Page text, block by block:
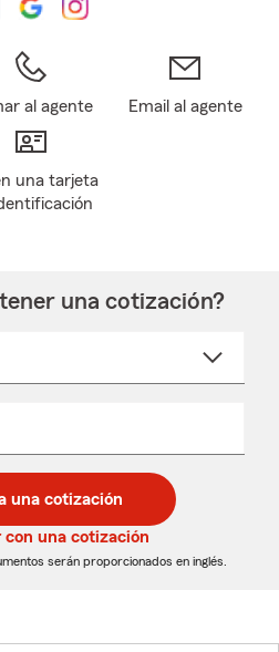
al agente Email al agente
una tarjeta
una cotización?
una cotización
una cotización
serán proporcionados en inglés.